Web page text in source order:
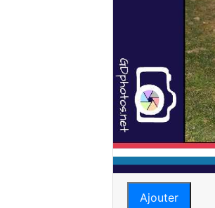
Ajouter